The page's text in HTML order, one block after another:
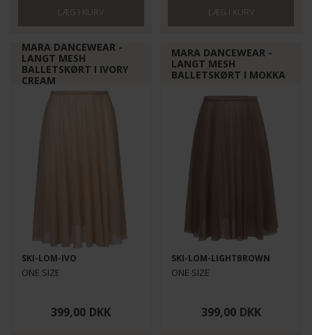
MARA DANCEWEAR -
LANGT MESH
BALLETSKØRT I IVORY
CREAM
SKI-LOM-IVO
ONE SIZE
399,00 DKK
MARA DANCEWEAR -
LANGT MESH
BALLETSKØRT I MOKKA
SKI-LOM-LIGHTBROWN
ONE SIZE
399,00 DKK